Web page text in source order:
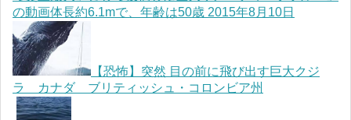
の動画体長約6.1mで、年齢は50歳 2015年8月10日
【恐怖】突然 目の前に飛び出す巨大クジ
ラ カナダ ブリティッシュ・コロンビア州